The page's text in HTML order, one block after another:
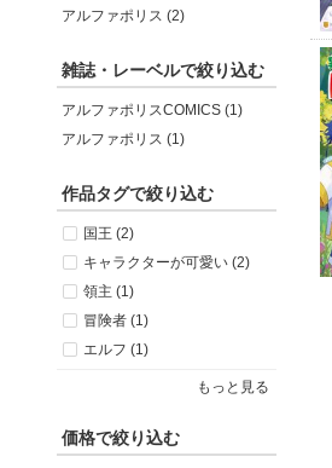
アルファポリス (2)
雑誌・レーベルで絞り込む
アルファポリスCOMICS (1)
アルファポリス (1)
作品タグで絞り込む
国王 (2)
キャラクターが可愛い (2)
領主 (1)
冒険者 (1)
エルフ (1)
もっと見る
価格で絞り込む